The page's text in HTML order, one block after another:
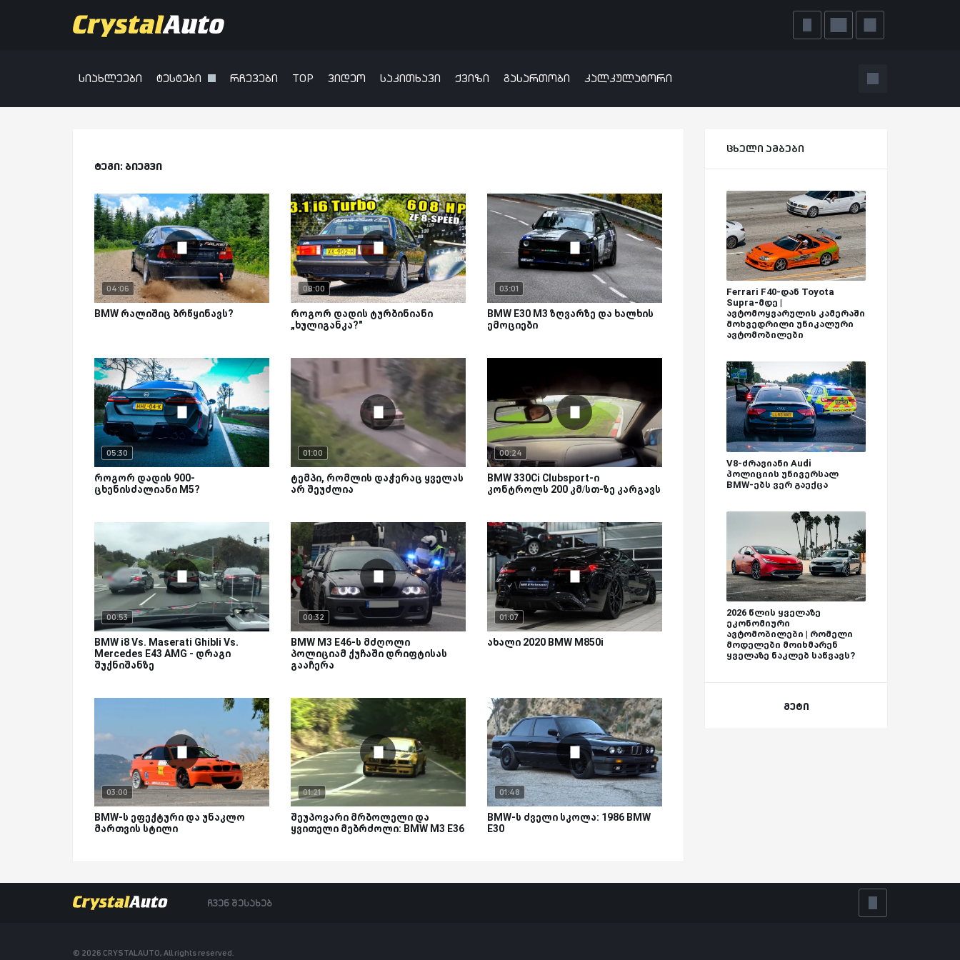
სიახლეები ტესტები რჩევები TOP ვიდეო საკითხავი ქვიზი გასართობი კალკულატორი
ტეგი: ბიემვი
04:06
BMW რალიშიც ბრწყინავს?
08:00
როგორ დადის ტურბინიანი
„ხულიგანკა?"
03:01
BMW E30 M3 ზღვარზე და ხალხის
ემოციები
05:30
როგორ დადის 900-
ცხენისძალიანი M5?
01:00
ტემპი, რომლის დაჭერაც ყველას
არ შეუძლია
00:24
BMW 330Ci Clubsport-ი
კონტროლს 200 კმ/სთ-ზე კარგავს
00:53
BMW i8 Vs. Maserati Ghibli Vs.
Mercedes E43 AMG - დრაგი
შუქნიშანზე
00:32
BMW M3 E46-ს მძღოლი
პოლიციამ ქუჩაში დრიფტისას
გააჩერა
01:07
ახალი 2020 BMW M850i
03:00
BMW-ს ეფექტური და უნაკლო
მართვის სტილი
01:21
შეუპოვარი მრბოლელი და
ყვითელი მებრძოლი: BMW M3 E36
01:48
BMW-ს ძველი სკოლა: 1986 BMW
E30
ცხელი ამბები
Ferrari F40-დან Toyota
Supra-მდე |
ავტომოყვარულის კამერაში
მოხვედრილი უნიკალური
ავტომობილები
V8-ძრავიანი Audi
პოლიციის უნივერსალ
BMW-ებს ვერ გაექცა
2026 წლის ყველაზე
ეკონომიური
ავტომობილები | რომელი
მოდელები მოიხმარენ
ყველაზე ნაკლებ საწვავს?
მეტი
ჩვენ შესახებ
© 2026 CRYSTALAUTO, All rights reserved.